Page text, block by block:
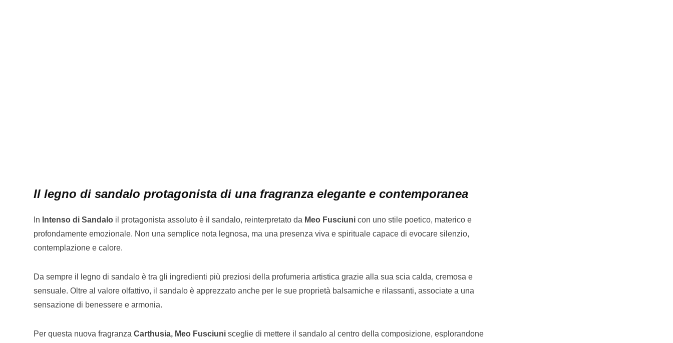
Il legno di sandalo protagonista di una fragranza elegante e contemporanea
In Intenso di Sandalo il protagonista assoluto è il sandalo, reinterpretato da Meo Fusciuni con uno stile poetico, materico e
profondamente emozionale. Non una semplice nota legnosa, ma una presenza viva e spirituale capace di evocare silenzio,
contemplazione e calore.
Da sempre il legno di sandalo è tra gli ingredienti più preziosi della profumeria artistica grazie alla sua scia calda, cremosa e
sensuale. Oltre al valore olfattivo, il sandalo è apprezzato anche per le sue proprietà balsamiche e rilassanti, associate a una
sensazione di benessere e armonia.
Per questa nuova fragranza Carthusia, Meo Fusciuni sceglie di mettere il sandalo al centro della composizione, esplorandone